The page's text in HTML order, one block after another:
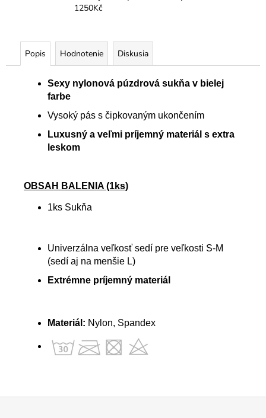
1250Kč
Popis Hodnotenie Diskusia
Sexy nylonová púzdrová sukňa v bielej
farbe
Vysoký pás s čipkovaným ukončením
Luxusný a veľmi príjemný materiál s extra
leskom
OBSAH BALENIA (1ks)
1ks Sukňa
Univerzálna veľkosť sedí pre veľkosti S-M
(sedí aj na menšie L)
Extrémne príjemný materiál
Materiál: Nylon, Spandex